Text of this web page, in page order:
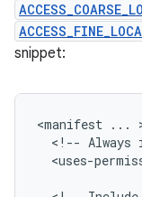
snippet:
<manifest ...
<!-- Always
<uses-